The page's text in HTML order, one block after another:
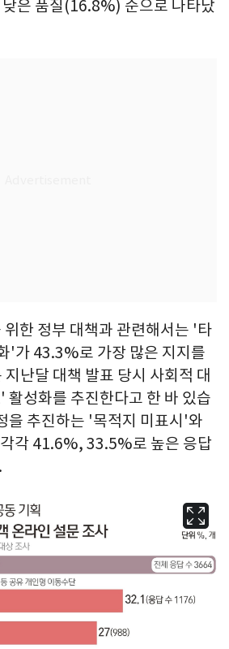
은 품질(16.8%) 순으로 나타났
위한 정부 대책과 관련해서는 '타
'가 43.3%로 가장 많은 지지를
난달 대책 발표 당시 사회적 대
활성화를 추진한다고 한 바 있습
을 추진하는 '목적지 미표시'와
각 41.6%, 33.5%로 높은 응답